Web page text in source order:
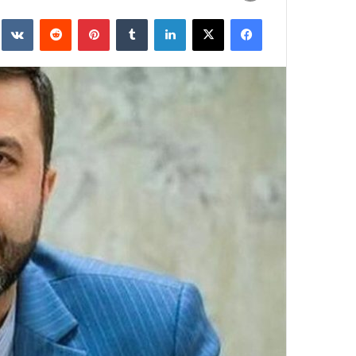
ایمیل
فیسبوکایکس لینکداین تامبلر پینتریستReddit